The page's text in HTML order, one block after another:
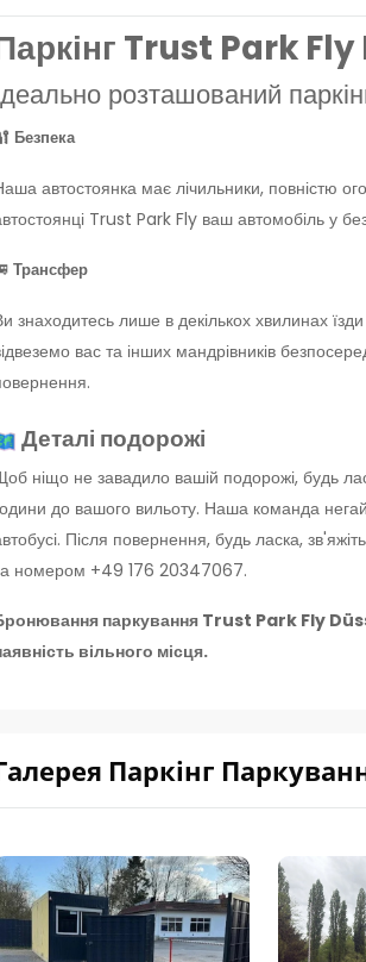
Trust Park
розташований
Безпека
автостоянка має лічильники, повністю
Trust Park Fly ваш автомобіль у
Трансфер
знаходитесь лише в декількох хвилинах
вас та інших мандрівників
Деталі подорожі
ніщо не завадило вашій подорожі, будь
до вашого вильоту. Наша команда
Після повернення, будь ласка,
номером +49 176 20347067.
паркування Trust Park Fly
вільного місця.
Паркінг